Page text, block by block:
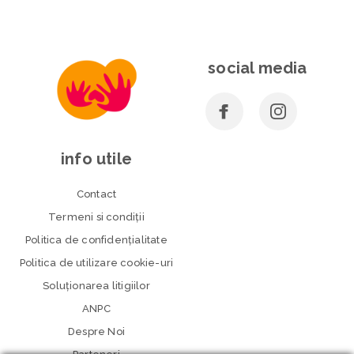
social media
info utile
Contact
Termeni si condiţii
Politica de confidenţialitate
Politica de utilizare cookie-uri
Soluționarea litigiilor
ANPC
Despre Noi